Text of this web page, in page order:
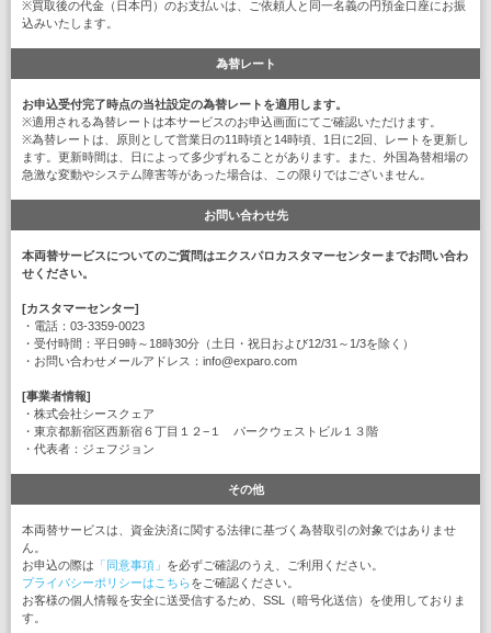
※買取後の代金（日本円）のお支払いは、ご依頼人と同一名義の円預金口座にお振
込みいたします。
為替レート
お申込受付完了時点の当社設定の為替レートを適用します。
※適用される為替レートは本サービスのお申込画面にてご確認いただけます。
※為替レートは、原則として営業日の11時頃と14時頃、1日に2回、レートを更新し
ます。更新時間は、日によって多少ずれることがあります。また、外国為替相場の
急激な変動やシステム障害等があった場合は、この限りではございません。
お問い合わせ先
本両替サービスについてのご質問はエクスパロカスタマーセンターまでお問い合わ
せください。
[カスタマーセンター]
・電話：03-3359-0023
・受付時間：平日9時～18時30分（土日・祝日および12/31～1/3を除く）
・お問い合わせメールアドレス：info@exparo.com
[事業者情報]
・株式会社シースクェア
・東京都新宿区西新宿６丁目１２−１ パークウェストビル１３階
・代表者：ジェフジョン
その他
本両替サービスは、資金決済に関する法律に基づく為替取引の対象ではありませ
ん。
お申込の際は 「同意事項」 を必ずご確認のうえ、ご利用ください。
プライバシーポリシーはこちらをご確認ください。
お客様の個人情報を安全に送受信するため、SSL（暗号化送信）を使用しておりま
す。